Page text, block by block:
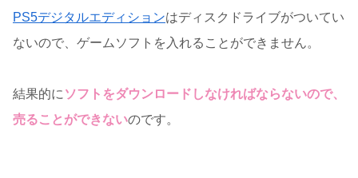
PS5デジタルエディションはディスクドライブがついてい
ないので、ゲームソフトを入れることができません。
結果的に ソフトをダウンロードしなければならないので、
売ることができないのです。